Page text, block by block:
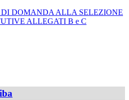
DOMANDA ALLA SELEZIONE
ALLEGATI B e C